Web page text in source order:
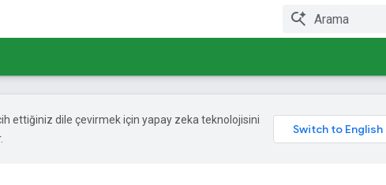
ettiğiniz dile çevirmek için yapay zeka teknolojisini